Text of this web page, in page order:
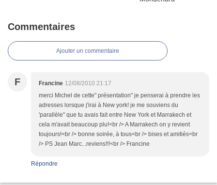
Commentaires
Ajouter un commentaire
F Francine 12/08/2010 21:17
merci Michel de cette" présentation" je penserai à prendre les
adresses lorsque j'irai à New york! je me souviens du
'parallèle" que tu avais fait entre New York et Marrakech et
cela m'avait beaucoup plu!<br /> A Marrakech on y revient
toujours!<br /> bonne soirée, à tous<br /> bises et amitiés<br
/> PS Jean Marc...reviens!!!<br /> Francine
Répondre